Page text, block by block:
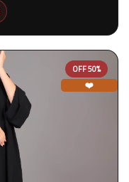
❤️
50% OFF